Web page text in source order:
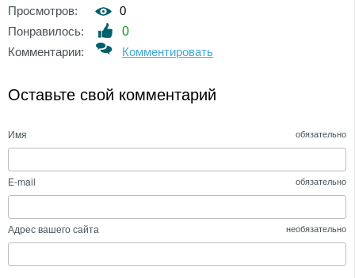
Просмотров:
0
Понравилось:
0
Комментарии:
Комментировать
Оставьте свой комментарий
Имя обязательно
E-mail обязательно
Адрес вашего сайта необязательно